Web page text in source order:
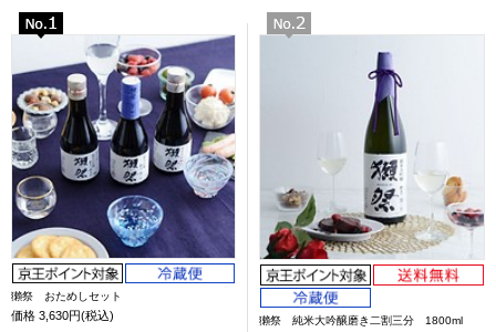
獺祭 おためしセット
価格 3,630円(税込) 獺祭 純米大吟醸磨き二割三分 1800ml